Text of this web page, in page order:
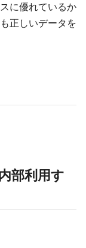
に優れているか
正しいデータを
部利用す